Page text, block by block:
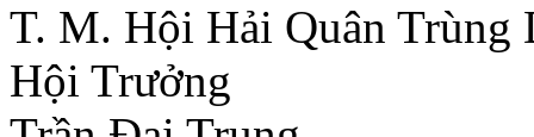
T. M. Hội Hải Quân Trùng
Hội Trưởng